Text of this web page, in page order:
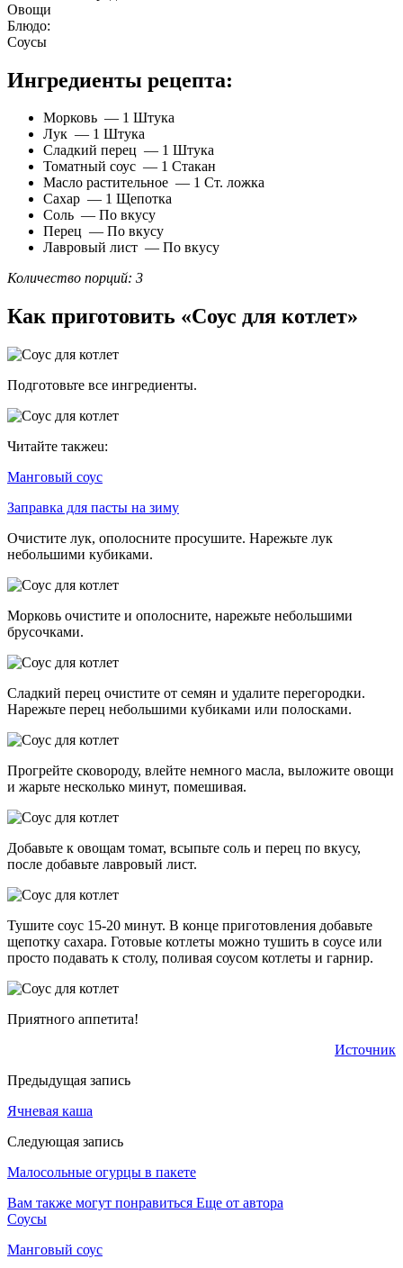
Овощи
Блюдо:
Соусы
Ингредиенты рецепта:
Морковь — 1 Штука
Лук — 1 Штука
Сладкий перец — 1 Штука
Томатный соус — 1 Стакан
Масло растительное — 1 Ст. ложка
Сахар — 1 Щепотка
Соль — По вкусу
Перец — По вкусу
Лавровый лист — По вкусу
Количество порций: 3
Как приготовить «Соус для котлет»
Подготовьте все ингредиенты.
Читайте такжеu:
Манговый соус
Заправка для пасты на зиму
Очистите лук, ополосните просушите. Нарежьте лук
небольшими кубиками.
Морковь очистите и ополосните, нарежьте небольшими
брусочками.
Сладкий перец очистите от семян и удалите перегородки.
Нарежьте перец небольшими кубиками или полосками.
Прогрейте сковороду, влейте немного масла, выложите овощи
и жарьте несколько минут, помешивая.
Добавьте к овощам томат, всыпьте соль и перец по вкусу,
после добавьте лавровый лист.
Тушите соус 15-20 минут. В конце приготовления добавьте
щепотку сахара. Готовые котлеты можно тушить в соусе или
просто подавать к столу, поливая соусом котлеты и гарнир.
Приятного аппетита!
Источник
Предыдущая запись
Ячневая каша
Следующая запись
Малосольные огурцы в пакете
Вам также могут понравиться Еще от автора
Соусы
Манговый соус